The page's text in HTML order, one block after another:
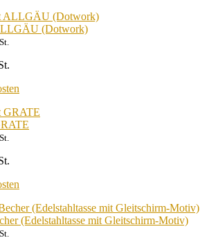
(Dotwork)
(Edelstahltasse mit Gleitschirm-Motiv)